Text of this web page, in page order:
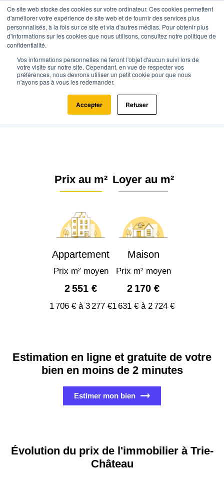
Ce site web stocke des cookies sur votre ordinateur. Ces cookies permettent
d'améliorer votre expérience de site web et de fournir des services plus
personnalisés, à la fois sur ce site et via d'autres médias. Pour obtenir plus
d'informations sur les cookies que nous utilisons, consultez notre politique de
confidentialité.
Vos informations personnelles ne feront l'objet d'aucun suivi lors de
votre visite sur notre site. Cependant, en vue de respecter vos
préférences, nous devrons utiliser un petit cookie pour que nous
n'ayons pas à vous les redemander.
Accepter Refuser
Agence.immo Prix immobilier Hauts-de-France Oise
Trie-Château (60590)
Estimation immobilière à Trie-
Château : Prix m² 2026
Prix au m²
Appartement
Prix m² moyen
2 551 €
1 706 € à 3 277 €
Loyer au m²
Maison
Prix m² moyen
2 170 €
1 631 € à 2 724 €
Estimation en ligne et gratuite de votre
bien en moins de 2 minutes
Estimer mon bien
Évolution du prix de l'immobilier à Trie-
Château